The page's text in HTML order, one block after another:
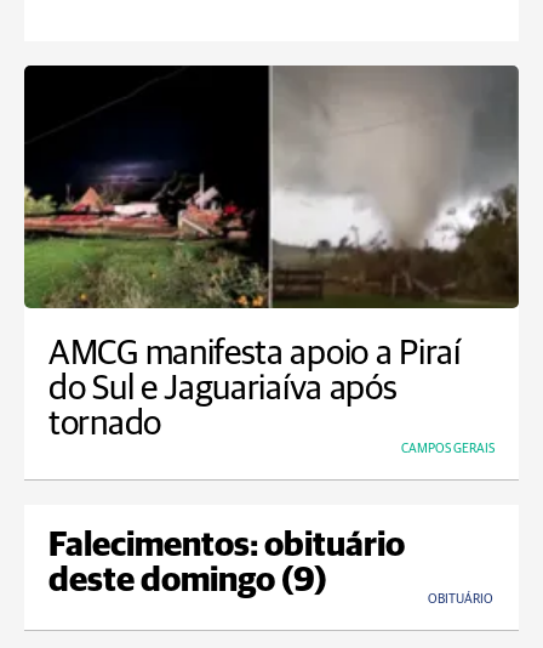
AMCG manifesta apoio a Piraí
do Sul e Jaguariaíva após
tornado
CAMPOS GERAIS
Falecimentos: obituário
deste domingo (9)
OBITUÁRIO